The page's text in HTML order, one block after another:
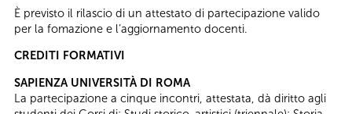
È previsto il rilascio di un attestato di partecipazione valido
per la fomazione e l’aggiornamento docenti.
CREDITI FORMATIVI
SAPIENZA UNIVERSITÀ DI ROMA
La partecipazione a cinque incontri, attestata, dà diritto agli